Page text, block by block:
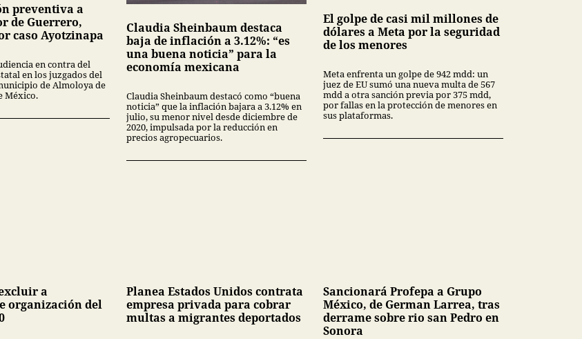
preventiva a
de Guerrero,
caso Ayotzinapa
en contra del
en los juzgados del
de Almoloya de
México.
Claudia Sheinbaum destaca
baja de inflación a 3.12%: “es
una buena noticia” para la
economía mexicana
Claudia Sheinbaum destacó como “buena
noticia” que la inflación bajara a 3.12% en
julio, su menor nivel desde diciembre de
2020, impulsada por la reducción en
precios agropecuarios.
El golpe de casi mil millones de
dólares a Meta por la seguridad
de los menores
Meta enfrenta un golpe de 942 mdd: un
juez de EU sumó una nueva multa de 567
mdd a otra sanción previa por 375 mdd,
por fallas en la protección de menores en
sus plataformas.
a
organización del
Planea Estados Unidos contrata
empresa privada para cobrar
multas a migrantes deportados
Sancionará Profepa a Grupo
México, de German Larrea, tras
derrame sobre rio san Pedro en
Sonora